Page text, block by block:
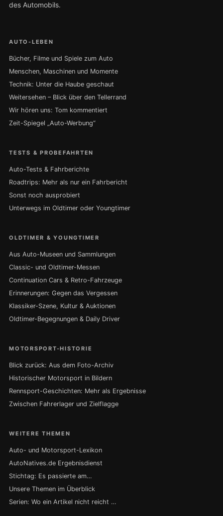
des Automobils.
AUTO-LEBEN
Bücher, Filme und Spiele zum Auto
Menschen, Maschinen und Momente
Technik: Unter die Haube geschaut
Weitersehen – Blick über den Tellerrand
Wir hören uns: Tom kommentiert
Zeit-Spiegel „Auto-Werbung“
TESTS & PROBEFAHRTEN
Auto-Tests & Fahrberichte
Roadtrips: Mehr als nur ein Fahrbericht
Sonst noch ausprobiert
Unterwegs im Oldtimer oder Youngtimer
OLDTIMER & YOUNGTIMER
Aus Auto-Museen und Sammlungen
Classic- und Oldtimer-Messen
Continuation Cars & Retro-Fahrzeuge
Erinnerungen: Gegen das Vergessen
Klassiker-Szene, Kultur & Auktionen
Oldtimer-Begegnungen & Daily Driver
MOTORSPORT-HISTORIE
Blick zurück: Aus dem Foto-Archiv
Historischer Motorsport in Bildern
Rennsport-Geschichten: Mehr als Ergebnisse
Zwischen Fahrerlager und Zielflagge
WEITERE THEMEN
Auto- und Motorsport-Lexikon
AutoNatives.de Ergebnisdienst
Stichtag: Es passierte am…
Unsere Themen im Überblick
Serien: Wo ein Artikel nicht reicht …